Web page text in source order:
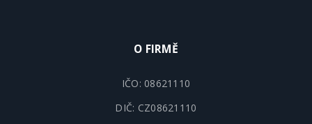
O FIRMĚ
IČO: 08621110
DIČ: CZ08621110